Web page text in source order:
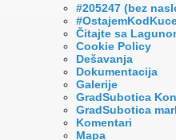
#205247 (bez
Čitajte sa
Cookie Policy
Dešavanja
Dokumentacija
Galerije
GradSubotica
GradSubotica
Komentari
Mapa